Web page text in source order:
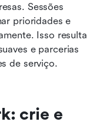
Sessões
prioridades e
Isso resulta
e parcerias
de serviço.
crie e